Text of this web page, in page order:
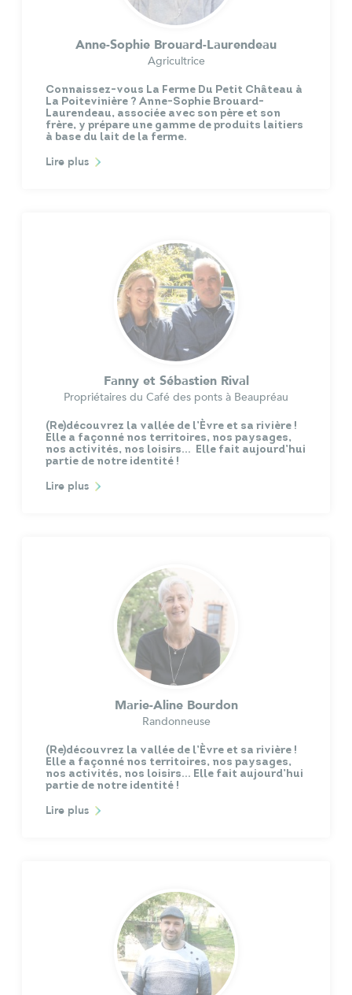
Anne-Sophie Brouard-Laurendeau
Agricultrice
Connaissez-vous La Ferme Du Petit Château à
La Poitevinière ? Anne-Sophie Brouard-
Laurendeau, associée avec son père et son
frère, y prépare une gamme de produits laitiers
à base du lait de la ferme.
Lire plus
Fanny et Sébastien Rival
Propriétaires du Café des ponts à Beaupréau
(Re)découvrez la vallée de l’Èvre et sa rivière !
Elle a façonné nos territoires, nos paysages,
nos activités, nos loisirs… Elle fait aujourd’hui
partie de notre identité !
Lire plus
Marie-Aline Bourdon
Randonneuse
(Re)découvrez la vallée de l’Èvre et sa rivière !
Elle a façonné nos territoires, nos paysages,
nos activités, nos loisirs… Elle fait aujourd’hui
partie de notre identité !
Lire plus